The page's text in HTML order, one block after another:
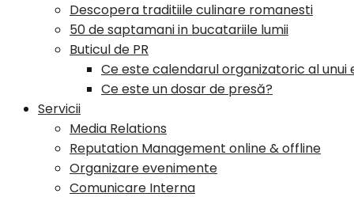
Descopera traditiile culinare romanesti
50 de saptamani in bucatariile lumii
Buticul de PR
Ce este calendarul organizatoric al unui
Ce este un dosar de presă?
Servicii
Media Relations
Reputation Management online & offline
Organizare evenimente
Comunicare Interna